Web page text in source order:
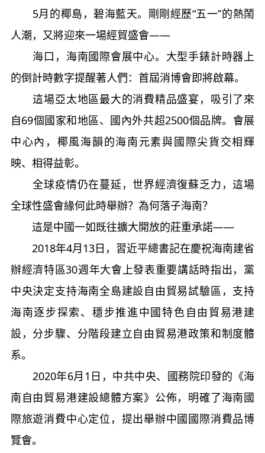
5月的椰島，碧海藍天。剛剛經歷“五一”的熱鬧
人潮，又將迎來一場經貿盛會——
海口，海南國際會展中心。大型手錶計時器上
的倒計時數字提醒著人們：首屆消博會即將啟幕。
這場亞太地區最大的消費精品盛宴，吸引了來
自69個國家和地區、國內外共超2500個品牌。會展
中心內，椰風海韻的海南元素與國際尖貨交相輝
映、相得益彰。
全球疫情仍在蔓延，世界經濟復蘇乏力，這場
全球性盛會緣何此時舉辦？為何落子海南？
這是中國一如既往擴大開放的莊重承諾——
2018年4月13日，習近平總書記在慶祝海南建省
辦經濟特區30週年大會上發表重要講話時指出，黨
中央決定支持海南全島建設自由貿易試驗區，支持
海南逐步探索、穩步推進中國特色自由貿易港建
設，分步驟、分階段建立自由貿易港政策和制度體
系。
2020年6月1日，中共中央、國務院印發的《海
南自由貿易港建設總體方案》公佈，明確了海南國
際旅遊消費中心定位，提出舉辦中國國際消費品博
覽會。